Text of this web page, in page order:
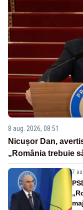
8 aug. 2026, 08:51
Nicușor Dan,
„România trebuie
7